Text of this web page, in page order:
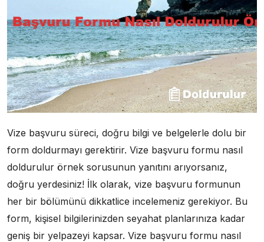
Vize başvuru süreci, doğru bilgi ve belgelerle dolu bir
form doldurmayı gerektirir. Vize başvuru formu nasıl
doldurulur örnek sorusunun yanıtını arıyorsanız,
doğru yerdesiniz! İlk olarak, vize başvuru formunun
her bir bölümünü dikkatlice incelemeniz gerekiyor. Bu
form, kişisel bilgilerinizden seyahat planlarınıza kadar
geniş bir yelpazeyi kapsar. Vize başvuru formu nasıl